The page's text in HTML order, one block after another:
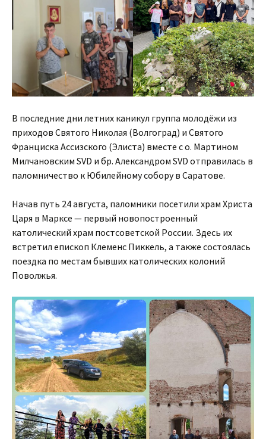
В последние дни летних каникул группа молодёжи из
приходов Святого Николая (Волгоград) и Святого
Франциска Ассизского (Элиста) вместе с о. Мартином
Милчановским SVD и бр. Александром SVD отправилась в
паломничество к Юбилейному собору в Саратове.
Начав путь 24 августа, паломники посетили храм Христа
Царя в Марксе — первый новопостроенный
католический храм постсоветской России. Здесь их
встретил епископ Клеменс Пиккель, а также состоялась
поездка по местам бывших католических колоний
Поволжья.